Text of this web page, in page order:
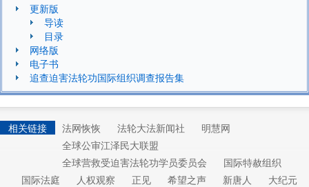
更新版
导读
目录
网络版
电子书
追查迫害法轮功国际组织调查报告集
相关链接 法网恢恢 法轮大法新闻社
明慧网
全球公审江泽民大联盟
全球营救受迫害法轮功学员委员会
国际特赦组织
国际法庭
人权观察 正见 希望之声 新唐人 大纪元